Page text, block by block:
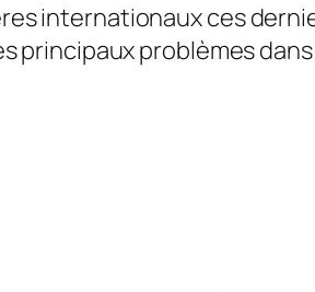
internationaux ces
principaux problèmes